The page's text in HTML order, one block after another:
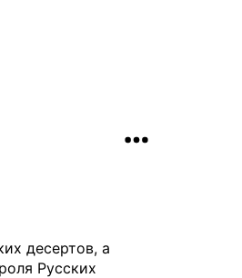
Варенья и соленья
десертов, а
Русских